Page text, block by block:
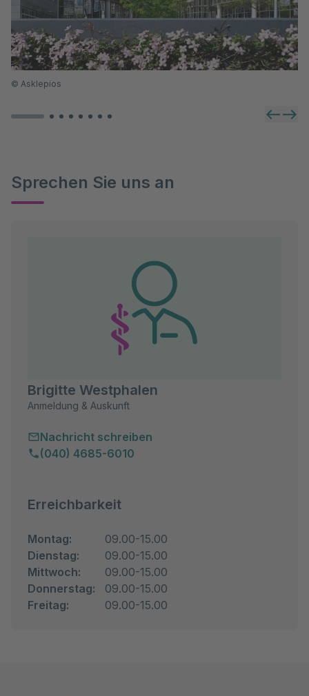
Zusammen mit Ihnen widmen wir uns den für Ihre
Erkrankung und deren Ursachen wichtigen Fragen:
Was macht mich krank?
Wer bin ich, was macht mich aus, wo im Leben
© Asklepios
Sprechen Sie uns an
Brigitte Westphalen
Anmeldung & Auskunft
Nachricht schreiben
(040) 4685-6010
Erreichbarkeit
Montag:
09.00-15.00
Dienstag:
09.00-15.00
Mittwoch:
09.00-15.00
Donnerstag:
09.00-15.00
Freitag:
09.00-15.00